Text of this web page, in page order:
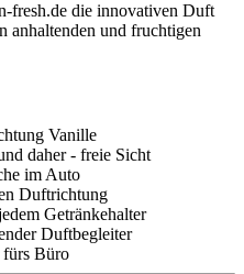
Vanille
daher - freie Sicht
im Auto
Duftrichtung
Getränkehalter
Duftbegleiter
fürs Büro